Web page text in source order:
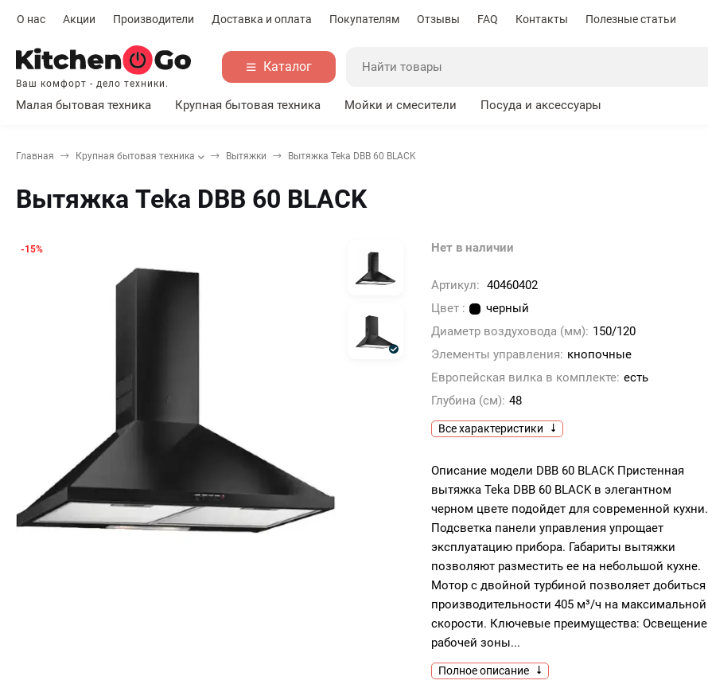
О нас Акции Производители Доставка и оплата Покупателям Отзывы FAQ Контакты Полезные статьи
Ваш комфорт - дело техники.
Каталог
Малая бытовая техника Крупная бытовая техника Мойки и смесители Посуда и аксессуары
Главная Крупная бытовая техника Вытяжки Вытяжка Teka DBB 60 BLACK
Вытяжка Teka DBB 60 BLACK
-15% Нет в наличии
Артикул: 40460402
Цвет :
черный
Диаметр воздуховода (мм): 150/120
Элементы управления: кнопочные
Европейская вилка в комплекте: есть
Глубина (см): 48
Все характеристики
Описание модели DBB 60 BLACK Пристенная
вытяжка Teka DBB 60 BLACK в элегантном
черном цвете подойдет для современной кухни.
Подсветка панели управления упрощает
эксплуатацию прибора. Габариты вытяжки
позволяют разместить ее на небольшой кухне.
Мотор с двойной турбиной позволяет добиться
производительности 405 м³/ч на максимальной
скорости. Ключевые преимущества: Освещение
рабочей зоны...
Полное описание